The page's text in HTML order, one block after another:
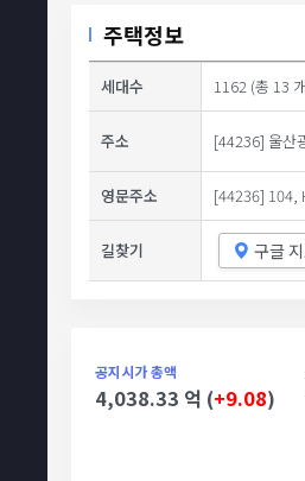
주택정보
세대수 1162 (총 13
주소 [44236] 울산
영문주소 [44236] 104,
길찾기 구글
공지시가 총액
4,038.33 억 (+9.08)